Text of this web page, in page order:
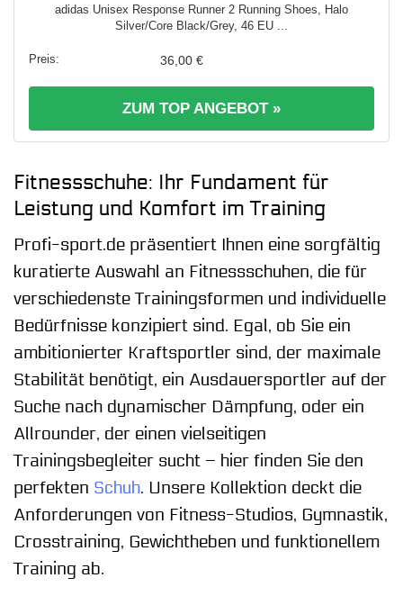
adidas Unisex Response Runner 2 Running Shoes, Halo
Silver/Core Black/Grey, 46 EU ...
36,00 €
ZUM TOP ANGEBOT »
Fitnessschuhe: Ihr Fundament für
Leistung und Komfort im Training
Profi-sport.de präsentiert Ihnen eine sorgfältig
kuratierte Auswahl an Fitnessschuhen, die für
verschiedenste Trainingsformen und individuelle
Bedürfnisse konzipiert sind. Egal, ob Sie ein
ambitionierter Kraftsportler sind, der maximale
Stabilität benötigt, ein Ausdauersportler auf der
Suche nach dynamischer Dämpfung, oder ein
Allrounder, der einen vielseitigen
Trainingsbegleiter sucht – hier finden Sie den
perfekten Schuh. Unsere Kollektion deckt die
Anforderungen von Fitness-Studios, Gymnastik,
Crosstraining, Gewichtheben und funktionellem
Training ab.